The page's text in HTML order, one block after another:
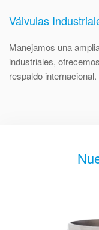
Válvulas
Manejamos una
industriales,
respaldo internacional.